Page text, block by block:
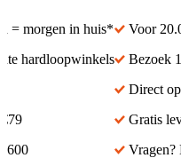
in huis*
Voor 20.00
Bezoek 1
Direct
Gratis
Vragen?